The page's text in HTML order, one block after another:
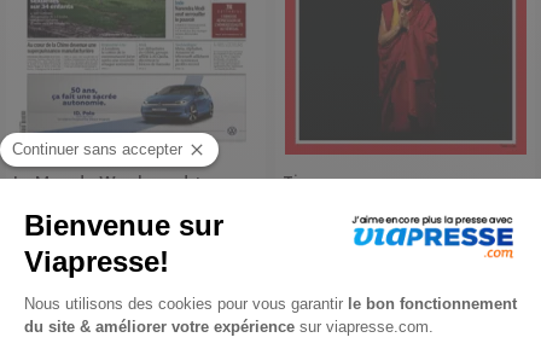
Le Monde Week-end +
1 an
672,40 €
280,49 € -58%
Time
67,96 € -48%